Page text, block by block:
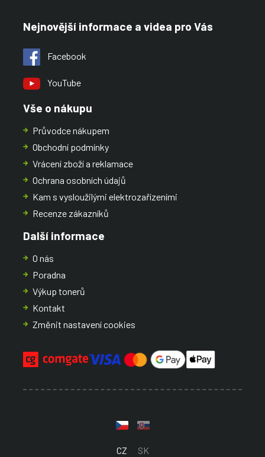
Nejnovější informace a videa pro Vás
Facebook
YouTube
Vše o nákupu
Průvodce nákupem
Obchodní podmínky
Vrácení zboží a reklamace
Ochrana osobních údajů
Kam s vysloužilými elektrozařízeními
Recenze zákazníků
Další informace
O nás
Poradna
Výkup tonerů
Kontakt
Změnit nastavení cookies
CZ SK